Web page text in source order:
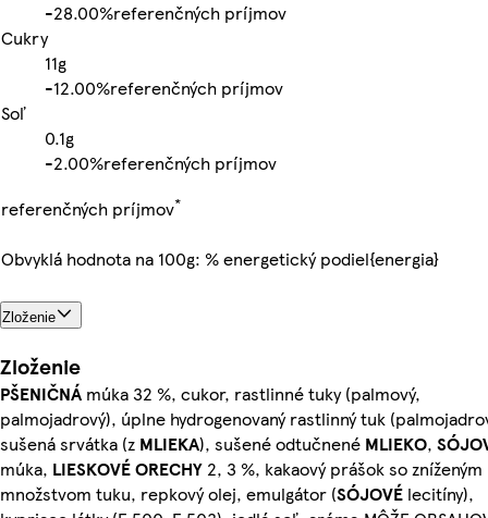
-28.00%referenčných príjmov
Cukry
11g
-12.00%referenčných príjmov
Soľ
0.1g
-2.00%referenčných príjmov
referenčných príjmov*
Obvyklá hodnota na 100g: % energetický podiel{energia}
Zloženie
Zloženie
PŠENIČNÁ múka 32 %, cukor, rastlinné tuky (palmový,
palmojadrový), úplne hydrogenovaný rastlinný tuk
sušená srvátka (z MLIEKA), sušené odtučnené MLIEKO,
múka, LIESKOVÉ ORECHY 2, 3 %, kakaový prášok so zníženým
množstvom tuku, repkový olej, emulgátor (SÓJOVÉ lecitíny),